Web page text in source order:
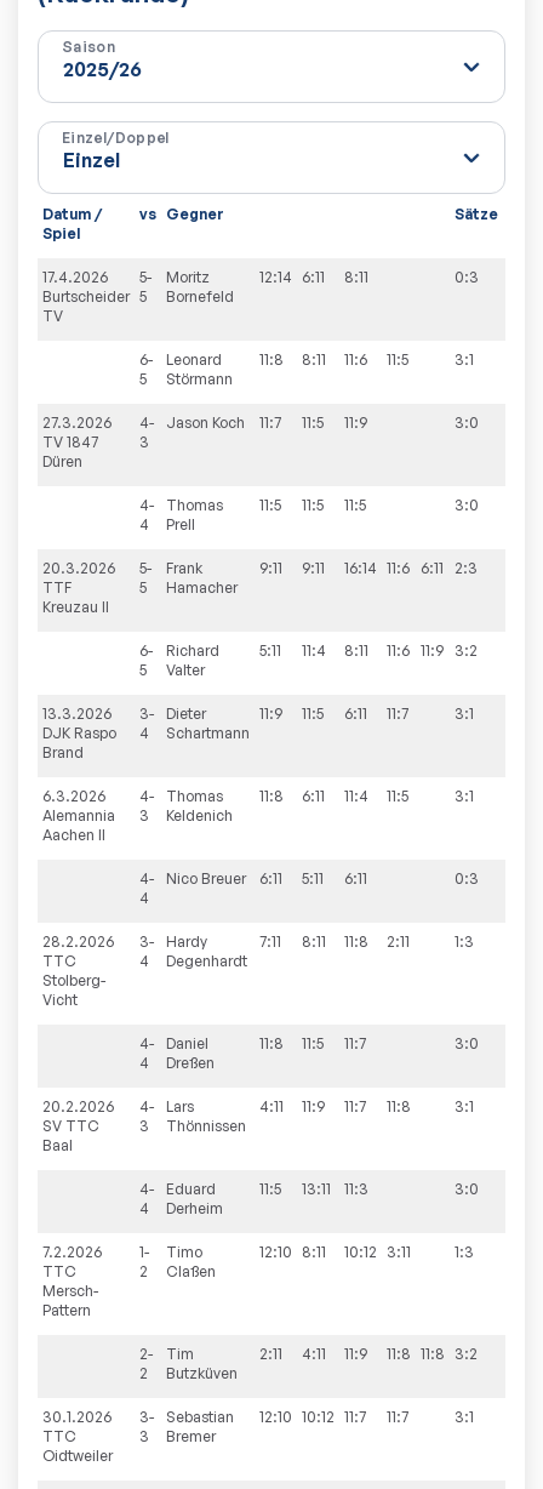
Saison
Einzel/Doppel
Datum /
Spiel
vs Gegner Sätze
17.4.2026
Burtscheider
TV
5-
5
Moritz
Bornefeld
12:14 6:11 8:11 0:3
6-
5
Leonard
Störmann
11:8 8:11 11:6 11:5 3:1
27.3.2026
TV 1847
Düren
4-
3
Jason Koch 11:7 11:5 11:9 3:0
4-
4
Thomas
Prell
11:5 11:5 11:5 3:0
20.3.2026
TTF
Kreuzau II
5-
5
Frank
Hamacher
9:11 9:11 16:14 11:6 6:11 2:3
6-
5
Richard
Valter
5:11 11:4 8:11 11:6 11:9 3:2
13.3.2026
DJK Raspo
Brand
3-
4
Dieter
Schartmann
11:9 11:5 6:11 11:7 3:1
6.3.2026
Alemannia
Aachen II
4-
3
Thomas
Keldenich
11:8 6:11 11:4 11:5 3:1
4-
4
Nico Breuer 6:11 5:11 6:11 0:3
28.2.2026
TTC
Stolberg-
Vicht
3-
4
Hardy
Degenhardt
7:11 8:11 11:8 2:11 1:3
4-
4
Daniel
Dreßen
11:8 11:5 11:7 3:0
20.2.2026
SV TTC
Baal
4-
3
Lars
Thönnissen
4:11 11:9 11:7 11:8 3:1
4-
4
Eduard
Derheim
11:5 13:11 11:3 3:0
7.2.2026
TTC
Mersch-
Pattern
1-
2
Timo
Claßen
12:10 8:11 10:12 3:11 1:3
2-
2
Tim
Butzküven
2:11 4:11 11:9 11:8 11:8 3:2
30.1.2026
TTC
Oidtweiler
3-
3
Sebastian
Bremer
12:10 10:12 11:7 11:7 3:1